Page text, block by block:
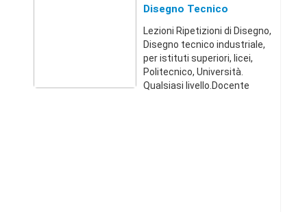
Disegno Tecnico
Meccanico Esame PoliMi
Lezioni Ripetizioni di Disegno,
Disegno tecnico industriale,
per istituti superiori, licei,
Politecnico, Università.
Qualsiasi livello.Docente